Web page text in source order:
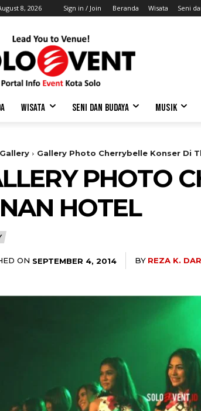
8, 2026 Sign in / Join Beranda Wisata Seni
WISATA SENI DAN BUDAYA MUSIK
Gallery Gallery Photo Cherrybelle Konser Di
PHOTO
HOTEL
ON SEPTEMBER 4, 2014 BY REZA K.